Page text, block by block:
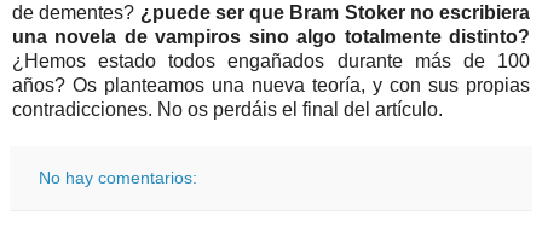
de dementes? ¿puede ser que Bram Stoker no escribiera
una novela de vampiros sino algo totalmente distinto?
¿Hemos estado todos engañados durante más de 100
años? Os planteamos una nueva teoría, y con sus propias
contradicciones. No os perdáis el final del artículo.
No hay comentarios: